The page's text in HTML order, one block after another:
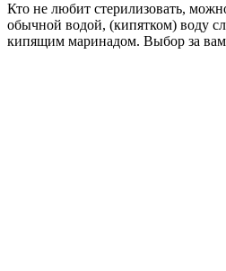
Кто не любит стерилизовать,
обычной водой, (кипятком) воду
кипящим маринадом. Выбор за